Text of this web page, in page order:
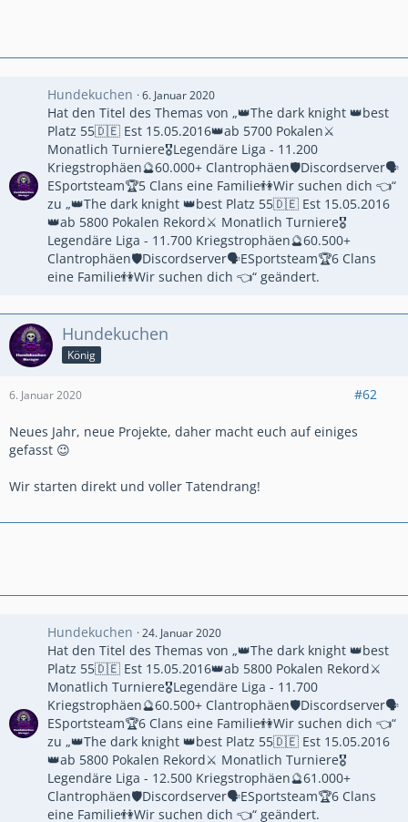
Hundekuchen 6. Januar 2020
Hat den Titel des Themas von „👑The dark knight 👑best
Platz 55🇩🇪 Est 15.05.2016👑ab 5700 Pokalen⚔
Monatlich Turniere🎖Legendäre Liga - 11.200
Kriegstrophäen🔮60.000+ Clantrophäen🛡Discordserver🗣
ESportsteam🏆5 Clans eine Familie👫Wir suchen dich 👈“
zu „👑The dark knight 👑best Platz 55🇩🇪 Est 15.05.2016
👑ab 5800 Pokalen Rekord⚔ Monatlich Turniere🎖
Legendäre Liga - 11.700 Kriegstrophäen🔮60.500+
Clantrophäen🛡Discordserver🗣ESportsteam🏆6 Clans
eine Familie👫Wir suchen dich 👈“ geändert.
Hundekuchen
König
6. Januar 2020 #62
Neues Jahr, neue Projekte, daher macht euch auf einiges
gefasst 😉
Wir starten direkt und voller Tatendrang!
Hundekuchen 24. Januar 2020
Hat den Titel des Themas von „👑The dark knight 👑best
Platz 55🇩🇪 Est 15.05.2016👑ab 5800 Pokalen Rekord⚔
Monatlich Turniere🎖Legendäre Liga - 11.700
Kriegstrophäen🔮60.500+ Clantrophäen🛡Discordserver🗣
ESportsteam🏆6 Clans eine Familie👫Wir suchen dich 👈“
zu „👑The dark knight 👑best Platz 55🇩🇪 Est 15.05.2016
👑ab 5800 Pokalen Rekord⚔ Monatlich Turniere🎖
Legendäre Liga - 12.500 Kriegstrophäen🔮61.000+
Clantrophäen🛡Discordserver🗣ESportsteam🏆6 Clans
eine Familie👫Wir suchen dich 👈“ geändert.